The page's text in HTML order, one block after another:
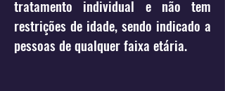
tratamento individual e não tem
restrições de idade, sendo indicado a
pessoas de qualquer faixa etária.